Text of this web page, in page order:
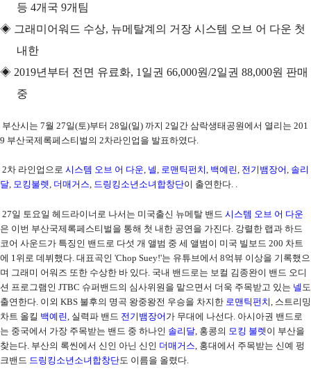
등4개국9개팀
◈ 그래미어워드 수상, 뉴메탈계의 거장 시스템 오브 어 다운 첫
내한
◈ 2019년부터 전면 유료화, 1 일권 66,000원/2일권 88,000원 판매
중
부산시는 7월 27일(토)부터 28일(일) 까지 2일간 삼락생태공원에서 열리는 201
9 부산국제록페스티벌의 2차라인업을 발표하였다
2차 라인업으로 시스템 오브 어 다운 넬 로맨틱펀치 백예린 전기뱀장어 솔리
달 모킹불렛 더매거스 드링킹소년소녀합창단이 출연한다
27일 토요일 헤드라이너로 나서는 미국출신 뉴메탈 밴드 시스템 오브 어 다운
은 이번 부산국제록페스티벌을 통해 첫 내한 공연을 가진다 강렬한 랩과 하드
코어 사운드가 특징인 밴드로 다섯 개 앨범 중 세 앨범이 미국 빌보드 200 차트
에 1 위로 데뷔했다 대표곡인 'Chop Suey!'는 유튜브에서 8억뷰 이상을 기록했으
며 그래미 어워즈 또한 수상한 바 있다 국내 밴드로는 보컬 김종완이 밴드 오디
션 프로그램인 JTBC 슈퍼밴드의 심사위원을 맡으면서 더욱 주목받고 있는 넬 도
출연한다 이외 KBS 불후의 명곡 왕중왕전 우승을 차지한 로맨틱펀치 스트리밍
차트 올킬 백예린 실력파 밴드 전기뱀장어 가 무대에 나선다 아시아권 밴드로
는 중국에서 가장 주목받는 밴드 중 하나인 솔리달 홍콩의 모킹 불렛 이 부산을
찾는다 부산의 록씬에서 신인 아닌 신인 더매거스 홍대에서 주목받는 신예 펑
크밴드 드링킹소년소녀합창단도 이름을 올렸다